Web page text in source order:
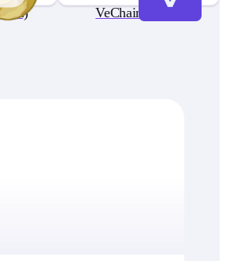
VeChain (VET)